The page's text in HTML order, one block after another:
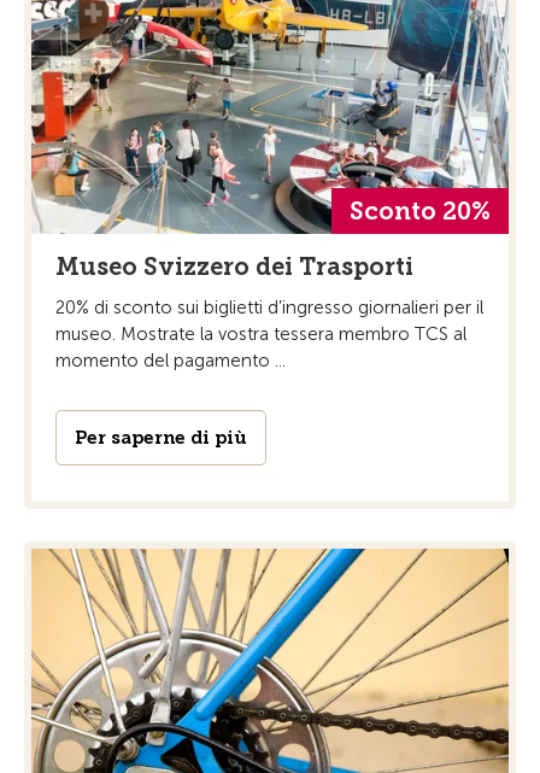
Sconto 20%
Museo Svizzero dei Trasporti
20% di sconto sui biglietti d’ingresso giornalieri per il
museo. Mostrate la vostra tessera membro TCS al
momento del pagamento ...
Per saperne di più